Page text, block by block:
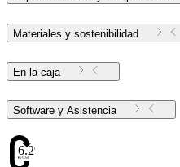
Materiales y sostenibilidad
En la caja
Software y Asistencia
6.29